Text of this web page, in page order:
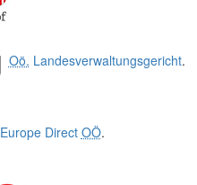
Oö. Landesverwaltungsgericht.
Europe Direct OÖ.